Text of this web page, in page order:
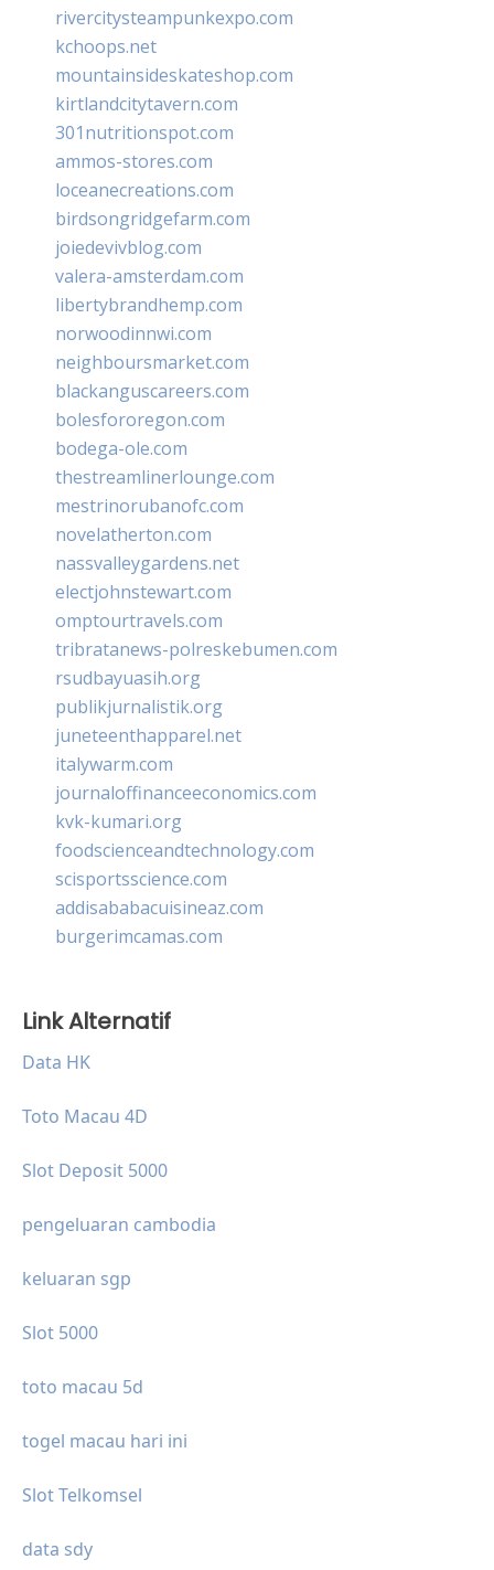
rivercitysteampunkexpo.com
kchoops.net
mountainsideskateshop.com
kirtlandcitytavern.com
301nutritionspot.com
ammos-stores.com
loceanecreations.com
birdsongridgefarm.com
joiedevivblog.com
valera-amsterdam.com
libertybrandhemp.com
norwoodinnwi.com
neighboursmarket.com
blackanguscareers.com
bolesfororegon.com
bodega-ole.com
thestreamlinerlounge.com
mestrinorubanofc.com
novelatherton.com
nassvalleygardens.net
electjohnstewart.com
omptourtravels.com
tribratanews-polreskebumen.com
rsudbayuasih.org
publikjurnalistik.org
juneteenthapparel.net
italywarm.com
journaloffinanceeconomics.com
kvk-kumari.org
foodscienceandtechnology.com
scisportsscience.com
addisababacuisineaz.com
burgerimcamas.com
Link Alternatif
Data HK
Toto Macau 4D
Slot Deposit 5000
pengeluaran cambodia
keluaran sgp
Slot 5000
toto macau 5d
togel macau hari ini
Slot Telkomsel
data sdy